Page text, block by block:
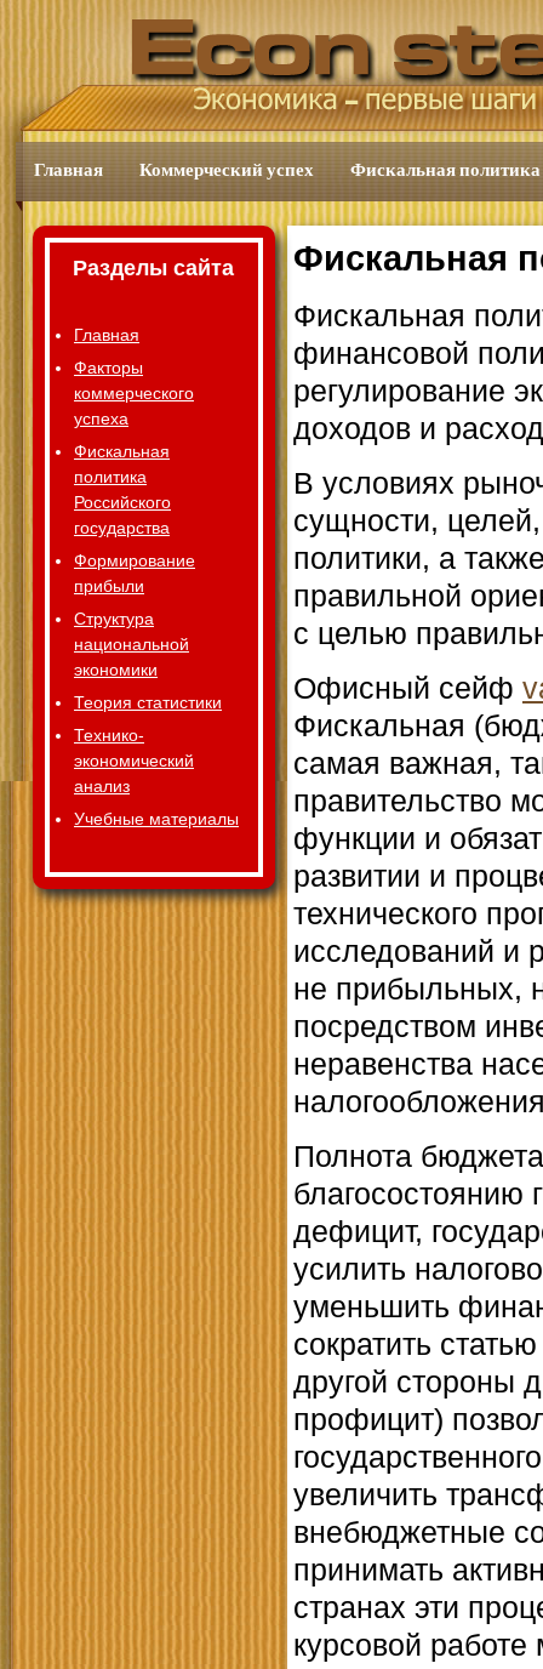
Главная Коммерческий успех Фискальная политика
Фискальная
Фискальная
финансовой
регулирование
доходов и
В условиях
сущности,
политики, а
правильной
с целью
Офисный сейф
Фискальная
самая важная,
правительство
функции и
развитии и
технического
исследований и
не прибыльных,
посредством
неравенства
Полнота
благосостоянию
дефицит,
усилить
уменьшить
сократить
другой стороны
профицит)
увеличить
внебюджетные
принимать
странах эти
курсовой работе
Разделы сайта
Главная
Факторы
коммерческого
успеха
Фискальная
политика
Российского
государства
Формирование
прибыли
Структура
национальной
экономики
Теория статистики
Технико-
экономический
анализ
Учебные материалы